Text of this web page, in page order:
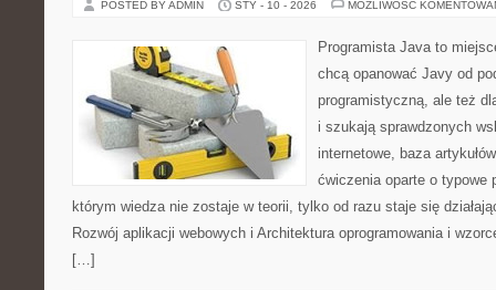
POSTED BY ADMIN STY - 10 - 2026 MOŻLIWOŚĆ
Programista Java to
chcą opanować Javy od
programistyczną, ale też
i szukają sprawdzonych
internetowe, baza
ćwiczenia oparte o typowe
którym wiedza nie zostaje w teorii, tylko od razu staje się
Rozwój aplikacji webowych i Architektura oprogramowania i
[…]